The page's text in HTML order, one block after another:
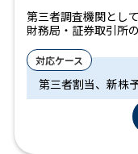
第三者調査機関とし
財務局・証券取引所
第三者割当、新株